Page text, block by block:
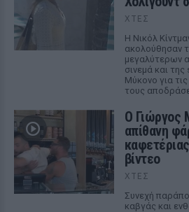
ΧΤΕΣ
Η Νικόλ
ακολούθησαν
μεγαλύτερων
σινεμά και
Μύκονο για
τους
Ο Γιώργος
απίθανη
βίντεο
ΧΤΕΣ
Συνεχή
καβγάς και